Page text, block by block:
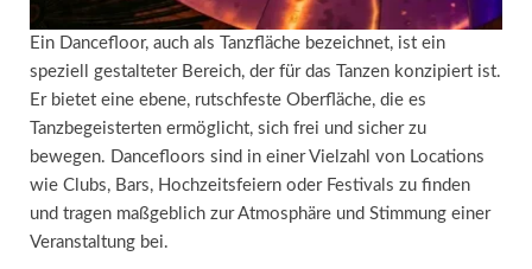
Ein Dancefloor, auch als Tanzfläche bezeichnet, ist ein
speziell gestalteter Bereich, der für das Tanzen konzipiert ist.
Er bietet eine ebene, rutschfeste Oberfläche, die es
Tanzbegeisterten ermöglicht, sich frei und sicher zu
bewegen. Dancefloors sind in einer Vielzahl von Locations
wie Clubs, Bars, Hochzeitsfeiern oder Festivals zu finden
und tragen maßgeblich zur Atmosphäre und Stimmung einer
Veranstaltung bei.